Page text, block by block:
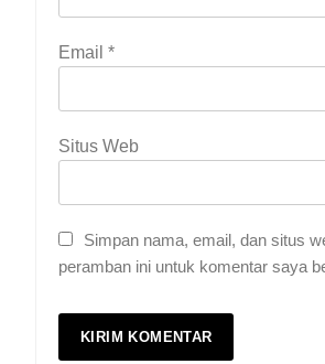
Email *
Situs Web
Simpan nama, email, dan situs
peramban ini untuk komentar saya